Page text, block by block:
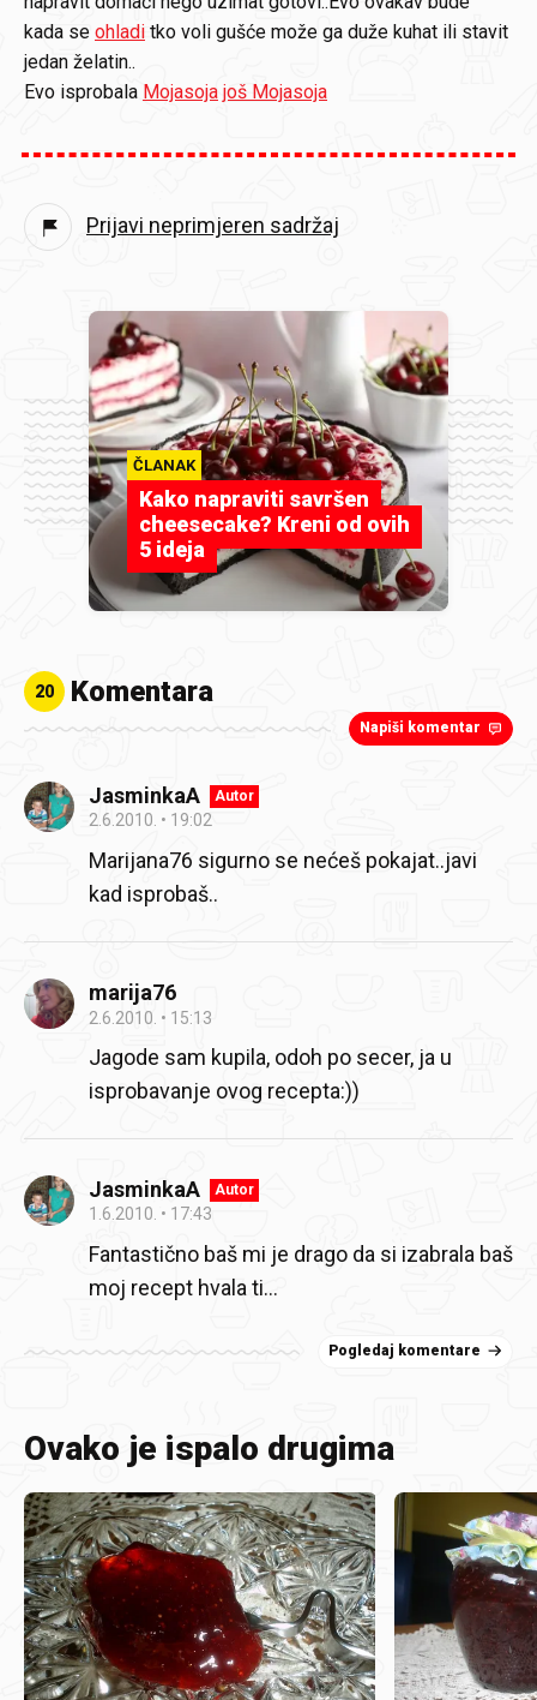
kada se ohladi tko voli gušće može ga duže kuhat ili stavit
jedan želatin..
Evo isprobala Mojasoja još Mojasoja
Prijavi neprimjeren sadržaj
ČLANAK
Kako napraviti savršen
cheesecake? Kreni od ovih
5 ideja
20 Komentara
Napiši komentar
JasminkaA Autor
2.6.2010. 19:02
Marijana76 sigurno se nećeš pokajat..javi
kad isprobaš..
marija76
2.6.2010. 15:13
Jagode sam kupila, odoh po secer, ja u
isprobavanje ovog recepta:))
JasminkaA Autor
1.6.2010. 17:43
Fantastično baš mi je drago da si izabrala baš
moj recept hvala ti…
Pogledaj komentare
Ovako je ispalo drugima